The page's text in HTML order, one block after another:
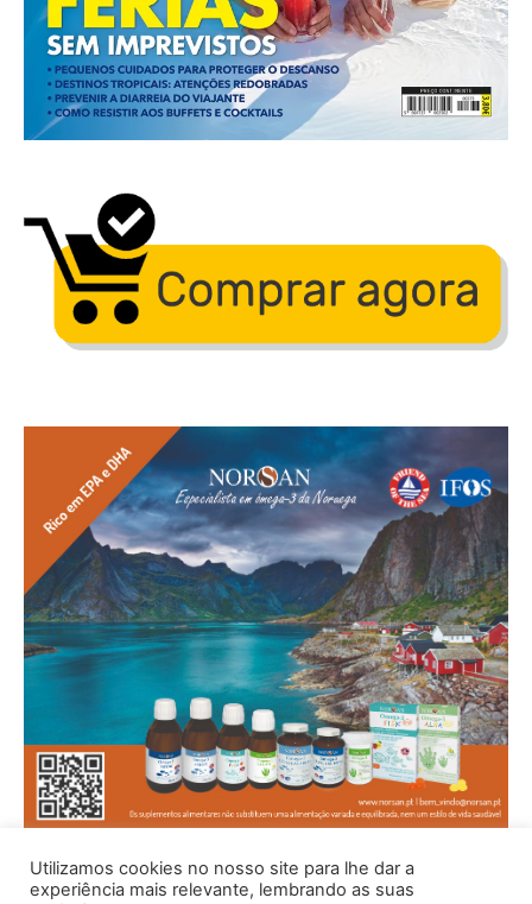
Utilizamos cookies no nosso site para lhe dar a
experiência mais relevante, lembrando as suas